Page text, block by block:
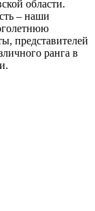
области.
– наши
представителей
ранга в